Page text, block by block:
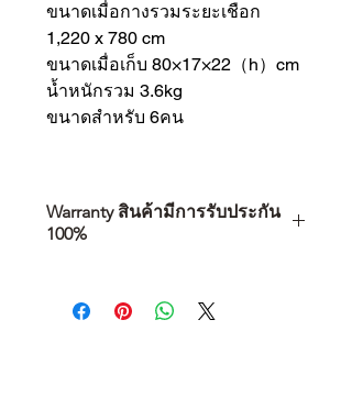
ขนาดเมื่อกางรวมระยะเชือก
1,220 x 780 cm
ขนาดเมื่อเก็บ 80×17×22（h）cm
น้ำหนักรวม 3.6kg
ขนาดสำหรับ 6คน
Warranty สินค้ามีการรับประกัน
100%
คุณตัดสินใจซื้อ แต่รวมไปถึง
“ประสบการณ์หลังการใช้งาน” ใน